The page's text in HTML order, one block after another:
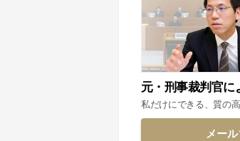
元・刑事裁判官に
私だけにできる、質の
メー